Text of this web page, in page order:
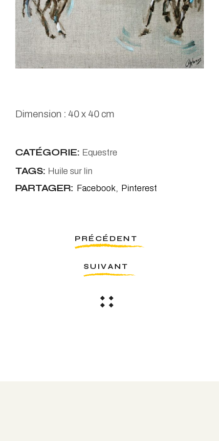
Dimension : 40 x 40 cm
CATÉGORIE: Equestre
TAGS: Huile sur lin
PARTAGER: Facebook Pinterest
PRÉCÉDENT
SUIVANT